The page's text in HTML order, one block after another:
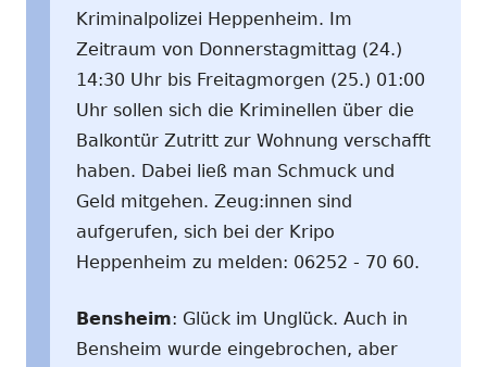
Kriminalpolizei Heppenheim. Im
Zeitraum von Donnerstagmittag (24.)
14:30 Uhr bis Freitagmorgen (25.) 01:00
Uhr sollen sich die Kriminellen über die
Balkontür Zutritt zur Wohnung verschafft
haben. Dabei ließ man Schmuck und
Geld mitgehen. Zeug:innen sind
aufgerufen, sich bei der Kripo
Heppenheim zu melden: 06252 - 70 60.
Bensheim: Glück im Unglück. Auch in
Bensheim wurde eingebrochen, aber